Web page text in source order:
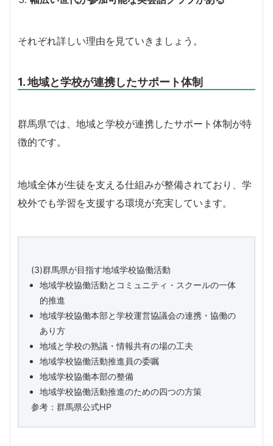
それぞれ詳しい理由を見ていきましょう。
1. 地域と学校が連携したサポート体制
群馬県では、地域と学校が連携したサポート体制が特
徴的です。
地域全体が生徒を支える仕組みが整備されており、学
校外でも学習を支援する環境が充実しています。
(3)群馬県が目指す地域学校協働活動
地域学校協働活動とコミュニティ・スクールの一体
的推進
地域学校協働本部と学校運営協議会の連携・協働の
あり方
地域と学校の熟議・情報共有の場の工夫
地域学校協働活動推進員の委嘱
地域学校協働本部の整備
地域学校協働活動推進のための四つの方策
参考：群馬県公式HP